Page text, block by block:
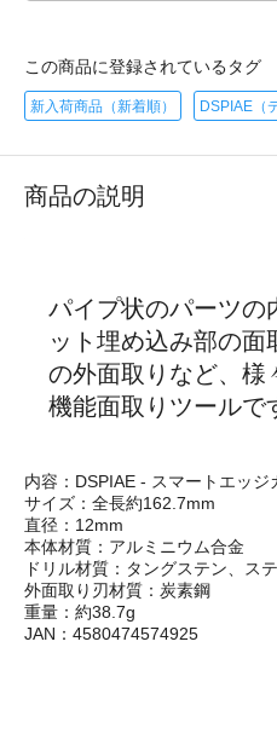
この商品に登録されているタグ
新入荷商品（新着順） DSPIAE（
商品の説明
パイプ状のパーツの
ット埋め込み部の面
の外面取りなど、様
機能面取りツールで
内容：DSPIAE - スマートエッジ
サイズ：全長約162.7mm
直径：12mm
本体材質：アルミニウム合金
ドリル材質：タングステン、ス
外面取り刃材質：炭素鋼
重量：約38.7g
JAN：4580474574925